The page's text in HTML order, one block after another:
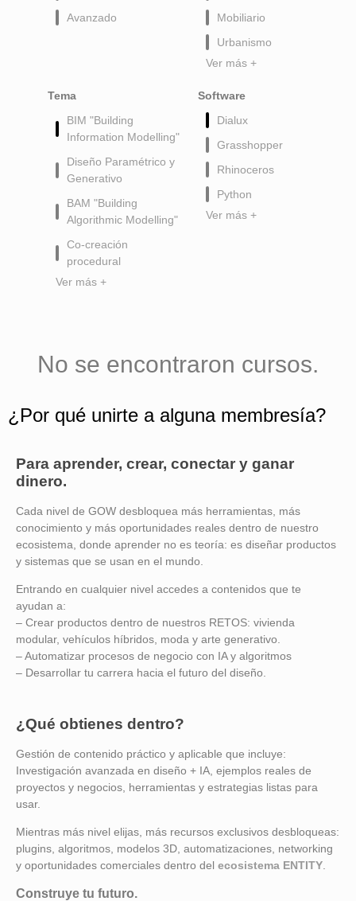
Avanzado
Mobiliario
Urbanismo
Ver más +
Tema
BIM "Building
Information Modelling"
Diseño Paramétrico y
Generativo
BAM "Building
Algorithmic Modelling"
Co-creación
procedural
Ver más +
Software
Dialux
Grasshopper
Rhinoceros
Python
Ver más +
No se encontraron cursos.
¿Por qué unirte a alguna membresía?
Para aprender, crear, conectar y ganar
dinero.
Cada nivel de GOW desbloquea más herramientas, más
conocimiento y más oportunidades reales dentro de nuestro
ecosistema, donde aprender no es teoría: es diseñar productos
y sistemas que se usan en el mundo.
Entrando en cualquier nivel accedes a contenidos que te
ayudan a:
– Crear productos dentro de nuestros RETOS: vivienda
modular, vehículos híbridos, moda y arte generativo.
– Automatizar procesos de negocio con IA y algoritmos
– Desarrollar tu carrera hacia el futuro del diseño.
¿Qué obtienes dentro?
Gestión de contenido práctico y aplicable que incluye:
Investigación avanzada en diseño + IA, ejemplos reales de
proyectos y negocios, herramientas y estrategias listas para
usar.
Mientras más nivel elijas, más recursos exclusivos desbloqueas:
plugins, algoritmos, modelos 3D, automatizaciones, networking
y oportunidades comerciales dentro del ecosistema ENTITY
Construye tu futuro.